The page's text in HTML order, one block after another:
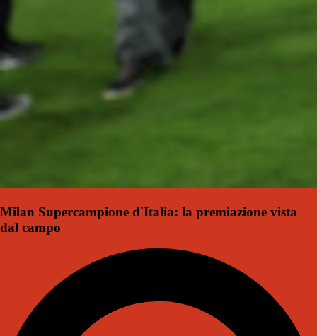
Milan Supercampione d'Italia: la premiazione vista
dal campo